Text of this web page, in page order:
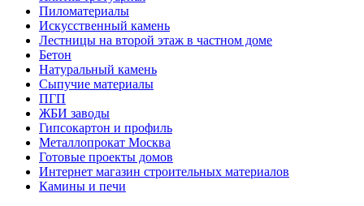
Пиломатериалы
Искусственный камень
Лестницы на второй этаж в частном доме
Бетон
Натуральный камень
Сыпучие материалы
ПГП
ЖБИ заводы
Гипсокартон и профиль
Металлопрокат Москва
Готовые проекты домов
Интернет магазин строительных материалов
Камины и печи